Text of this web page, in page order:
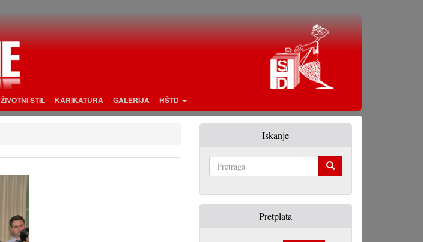
ŽIVOTNI STIL KARIKATURA GALERIJA HŠTD
Iskanje
Pretplata